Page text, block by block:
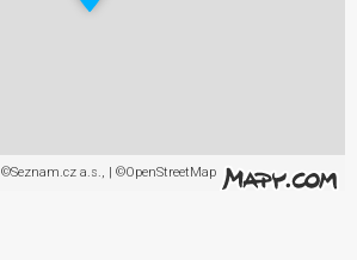
©Seznam.cz a.s., | ©OpenStreetMap